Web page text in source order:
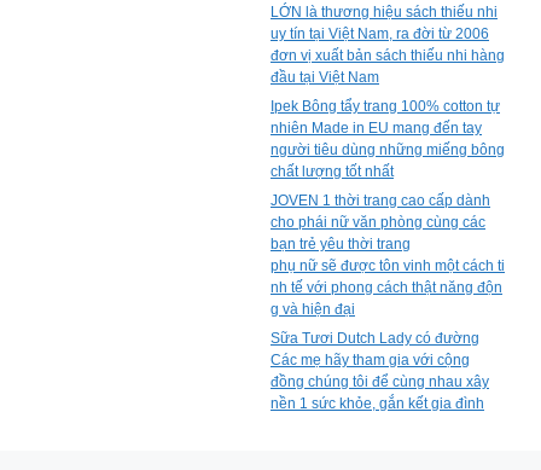
LỚN là thương hiệu sách thiếu nhi
uy tín tại Việt Nam, ra đời từ 2006
đơn vị xuất bản sách thiếu nhi hàng
đầu tại Việt Nam
Ipek Bông tẩy trang 100% cotton tự
nhiên Made in EU mang đến tay
người tiêu dùng những miếng bông
chất lượng tốt nhất
JOVEN 1 thời trang cao cấp dành
cho phái nữ văn phòng cùng các
bạn trẻ yêu thời trang
phụ nữ sẽ được tôn vinh một cách ti
nh tế với phong cách thật năng độn
g và hiện đại
Sữa Tươi Dutch Lady có đường
Các mẹ hãy tham gia với cộng
đồng chúng tôi để cùng nhau xây
nền 1 sức khỏe, gắn kết gia đình